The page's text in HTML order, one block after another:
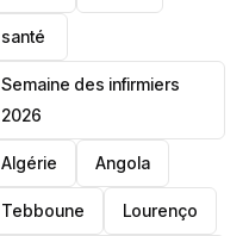
santé ‎
Semaine des infirmiers
2026
‎Algérie Angola
Tebboune Lourenço